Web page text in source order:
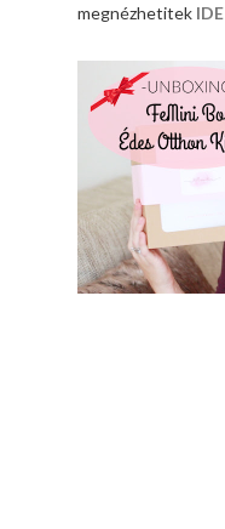
megnézhetitek IDE